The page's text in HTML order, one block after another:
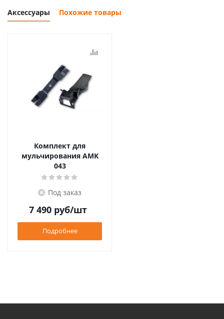
Аксессуары Похожие товары
Комплект для
мульчирования AMK
043
Под заказ
7 490 руб/шт
Подробнее